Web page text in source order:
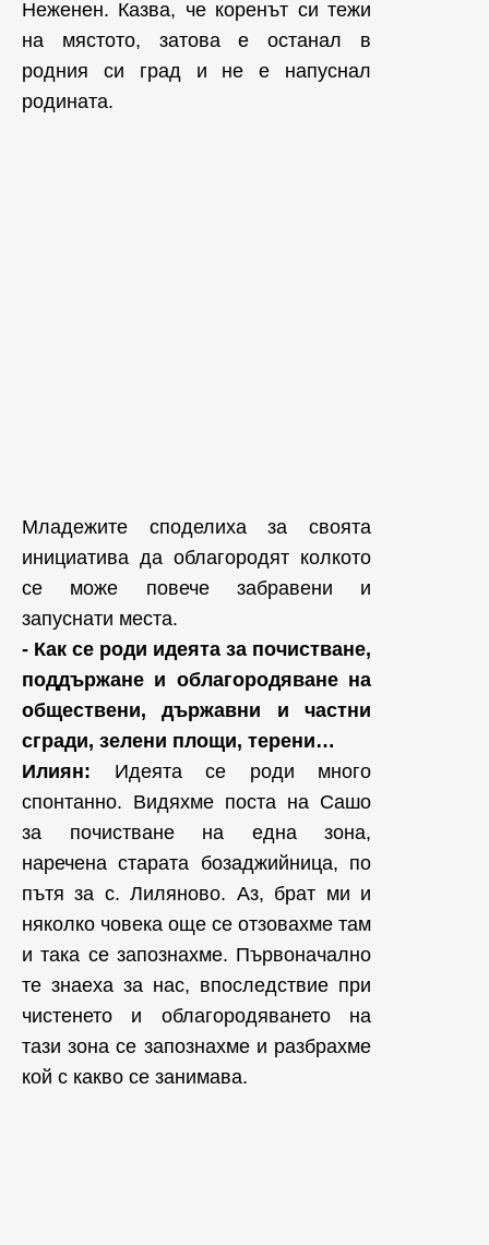
Неженен. Казва, че коренът си тежи
на мястото, затова е останал в
родния си град и не е напуснал
родината.
Mладежите споделиха за своята
инициатива да облагородят колкото
се може повече забравени и
запуснати места.
- Как се роди идеята за почистване,
поддържане и облагородяване на
обществени, държавни и частни
сгради, зелени площи, терени…
Илиян: Идеята се роди много
спонтанно. Видяхме поста на Сашо
за почистване на една зона,
наречена старата бозаджийница, по
пътя за с. Лиляново. Аз, брат ми и
няколко човека още се отзовахме там
и така се запознахме. Първоначално
те знаеха за нас, впоследствие при
чистенето и облагородяването на
тази зона се запознахме и разбрахме
кой с какво се занимава.